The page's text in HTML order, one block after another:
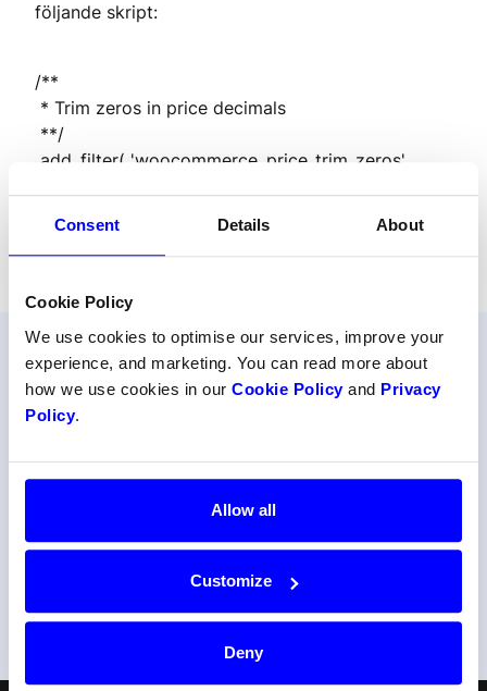
Consent Details About
Cookie Policy
We use cookies to optimise our services, improve your
experience, and marketing. You can read more about
how we use cookies in our Cookie Policyand Privacy
Policy.
Allow all
Customize
Deny
följande skript:
/**
Föredrar du att prata med
Kontakta supporten
Eller ring oss på +47 22 34 34 54